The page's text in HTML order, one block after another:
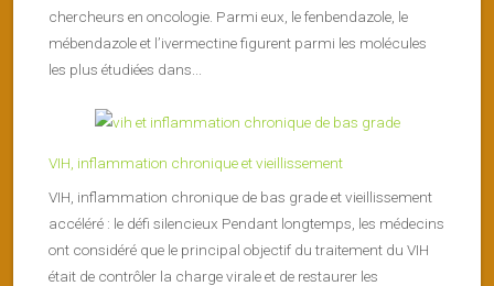
chercheurs en oncologie. Parmi eux, le fenbendazole, le
mébendazole et l’ivermectine figurent parmi les molécules
les plus étudiées dans...
VIH, inflammation chronique et vieillissement
VIH, inflammation chronique de bas grade et vieillissement
accéléré : le défi silencieux Pendant longtemps, les médecins
ont considéré que le principal objectif du traitement du VIH
était de contrôler la charge virale et de restaurer les